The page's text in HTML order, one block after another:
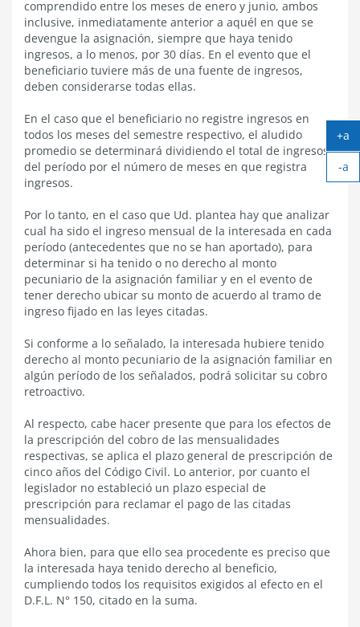
comprendido entre los meses de enero y junio, ambos
inclusive, inmediatamente anterior a aquél en que se
devengue la asignación, siempre que haya tenido
ingresos, a lo menos, por 30 días. En el evento que el
beneficiario tuviere más de una fuente de ingresos,
deben considerarse todas ellas.
En el caso que el beneficiario no registre ingresos en
todos los meses del semestre respectivo, el aludido
promedio se determinará dividiendo el total de ingresos
del período por el número de meses en que registra
ingresos.
Por lo tanto, en el caso que Ud. plantea hay que analizar
cual ha sido el ingreso mensual de la interesada en cada
período (antecedentes que no se han aportado), para
determinar si ha tenido o no derecho al monto
pecuniario de la asignación familiar y en el evento de
tener derecho ubicar su monto de acuerdo al tramo de
ingreso fijado en las leyes citadas.
Si conforme a lo señalado, la interesada hubiere tenido
derecho al monto pecuniario de la asignación familiar en
algún período de los señalados, podrá solicitar su cobro
retroactivo.
Al respecto, cabe hacer presente que para los efectos de
la prescripción del cobro de las mensualidades
respectivas, se aplica el plazo general de prescripción de
cinco años del Código Civil. Lo anterior, por cuanto el
legislador no estableció un plazo especial de
prescripción para reclamar el pago de las citadas
mensualidades.
Ahora bien, para que ello sea procedente es preciso que
la interesada haya tenido derecho al beneficio,
cumpliendo todos los requisitos exigidos al efecto en el
D.F.L. N° 150, citado en la suma.
+a
-a